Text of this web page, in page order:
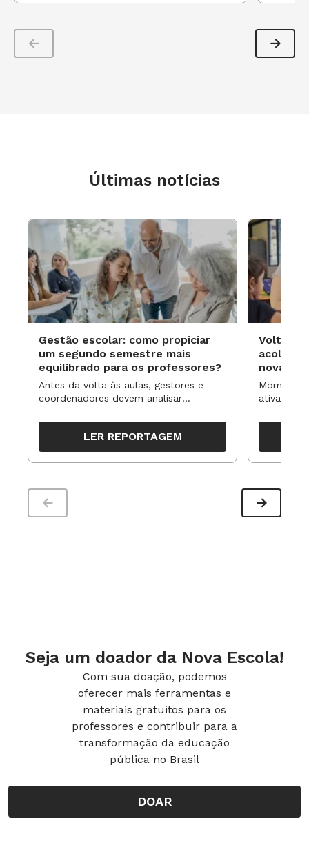
Últimas notícias
Gestão escolar: como propiciar
um segundo semestre mais
equilibrado para os professores?
Antes da volta às aulas, gestores e
coordenadores devem analisar
organizar ações para orientar o
trabalho pedagógico ao longo do
período
LER REPORTAGEM
Volta às
novas
ativa
propostas
Seja um doador da Nova Escola!
Com sua doação, podemos
oferecer mais ferramentas e
materiais gratuitos para os
professores e contribuir para a
transformação da educação
pública no Brasil
DOAR